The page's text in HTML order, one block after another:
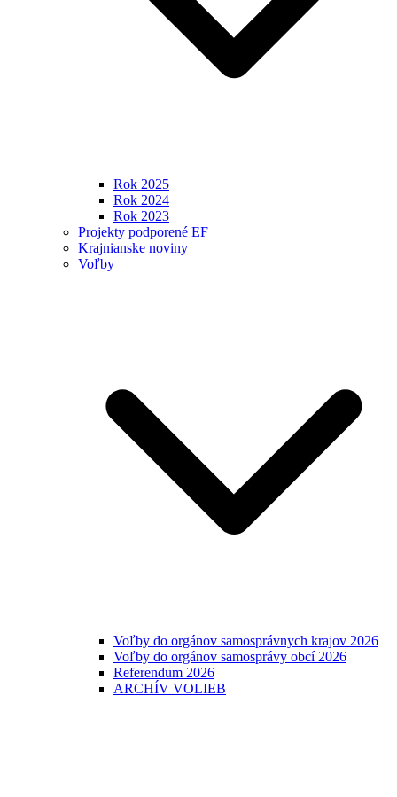
Rok 2025
Rok 2024
Rok 2023
Projekty podporené EF
Krajnianske noviny
Voľby
Voľby do orgánov samosprávnych krajov 2026
Voľby do orgánov samosprávy obcí 2026
Referendum 2026
ARCHÍV VOLIEB